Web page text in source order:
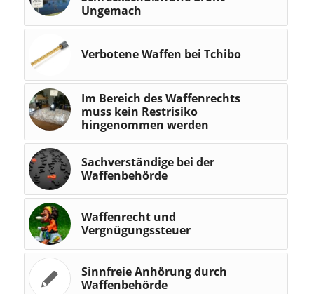
Ungemach
Verbotene Waffen bei Tchibo
Im Bereich des Waffenrechts
muss kein Restrisiko
hingenommen werden
Sachverständige bei der
Waffenbehörde
Waffenrecht und
Vergnügungssteuer
Sinnfreie Anhörung durch
Waffenbehörde